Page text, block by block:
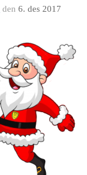
den 6. des 2017